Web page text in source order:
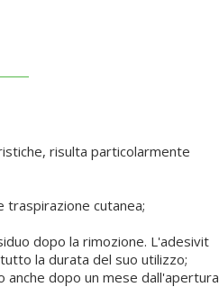
risulta particolarmente
cutanea;
dopo la rimozione. L'adesivit
la durata del suo utilizzo;
dopo un mese dall'apertura